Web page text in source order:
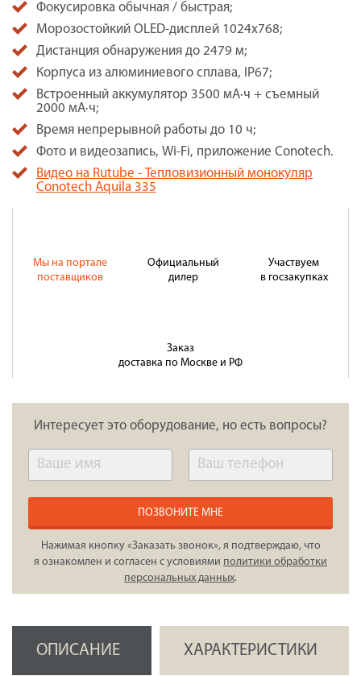
Фокусировка обычная / быстрая;
Морозостойкий OLED-дисплей 1024x768;
Дистанция обнаружения до 2479 м;
Корпуса из алюминиевого сплава, IP67;
Встроенный аккумулятор 3500 мА·ч + съемный
2000 мА·ч;
Время непрерывной работы до 10 ч;
Фото и видеозапись, Wi-Fi, приложение Conotech.
Видео на Rutube - Тепловизионный монокуляр
Conotech Aquila 335
Мы на портале
поставщиков
Официальный
дилер
Участвуем
в госзакупках
Заказ
доставка по Москве и РФ
Интересует это оборудование, но есть вопросы?
ПОЗВОНИТЕ МНЕ
Нажимая кнопку «Заказать звонок», я подтверждаю, что
я ознакомлен и согласен с условиями политики обработки
персональных данных.
ОПИСАНИЕ ХАРАКТЕРИСТИКИ